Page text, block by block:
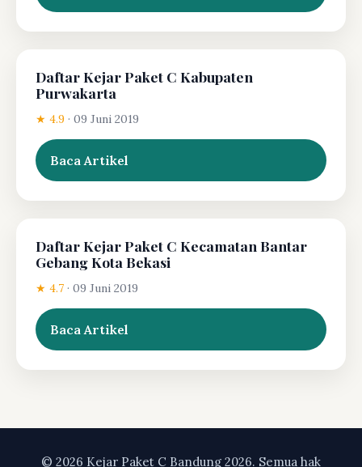
Daftar Kejar Paket C Kabupaten
Purwakarta
★ 4.9 · 09 Juni 2019
Baca Artikel
Daftar Kejar Paket C Kecamatan Bantar
Gebang Kota Bekasi
★ 4.7 · 09 Juni 2019
Baca Artikel
© 2026 Kejar Paket C Bandung 2026. Semua hak